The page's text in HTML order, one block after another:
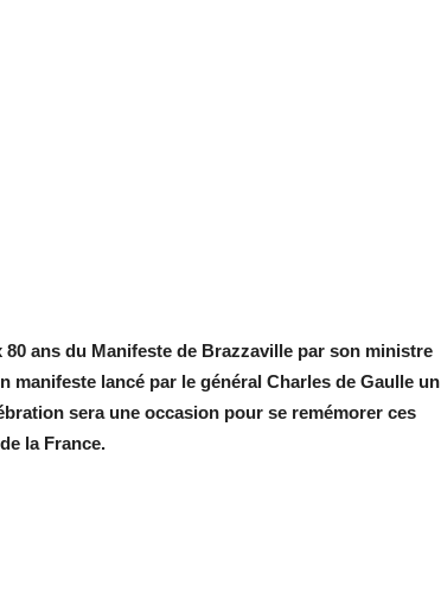
ans du Manifeste de Brazzaville par son ministre
manifeste lancé par le général Charles de Gaulle un
sera une occasion pour se remémorer ces
la France.